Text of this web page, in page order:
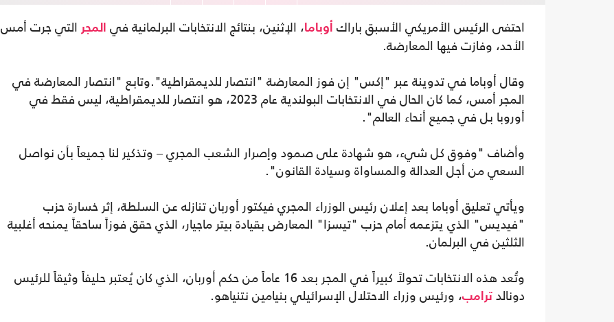
احتفى الرئيس الأمريكي الأسبق باراك أوباما، الإثنين، بنتائج الانتخابات البرلمانية في المجر التي جرت أمس
الأحد، وفازت فيها المعارضة.
وقال أوباما في تدوينة عبر "إكس" إن فوز المعارضة "انتصار للديمقراطية".وتابع "انتصار المعارضة في
المجر أمس، كما كان الحال في الانتخابات البولندية عام 2023، هو انتصار للديمقراطية، ليس فقط في
أوروبا بل في جميع أنحاء العالم".
وأضاف "وفوق كل شيء، هو شهادة على صمود وإصرار الشعب المجري – وتذكير لنا جميعاً بأن نواصل
السعي من أجل العدالة والمساواة وسيادة القانون".
ويأتي تعليق أوباما بعد إعلان رئيس الوزراء المجري فيكتور أوربان تنازله عن السلطة، إثر خسارة حزب
"فيديس" الذي يتزعمه أمام حزب "تيسزا" المعارض بقيادة بيتر ماجيار، الذي حقق فوزاً ساحقاً يمنحه أغلبية
الثلثين في البرلمان.
وتُعد هذه الانتخابات تحولاً كبيراً في المجر بعد 16 عاماً من حكم أوربان، الذي كان يُعتبر حليفاً وثيقاً للرئيس
دونالد ترامب، ورئيس وزراء الاحتلال الإسرائيلي بنيامين نتنياهو.